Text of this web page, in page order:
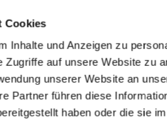
Cookies
Inhalte und Anzeigen zu
Zugriffe auf unsere Website zu
unserer Website an
Partner führen diese
haben oder die sie